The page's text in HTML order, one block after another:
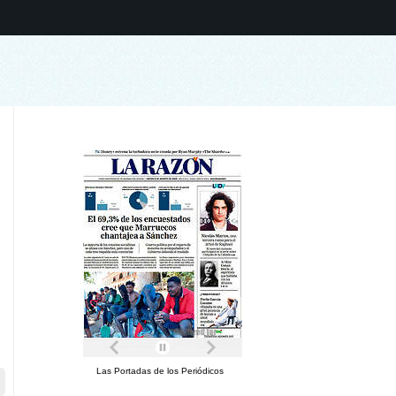
Las Portadas de los Periódicos